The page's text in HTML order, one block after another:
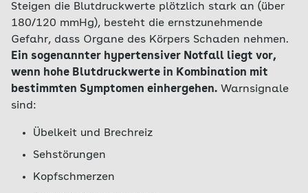
Steigen die Blutdruckwerte plötzlich stark an (über
180/120 mmHg), besteht die ernstzunehmende
Gefahr, dass Organe des Körpers Schaden nehmen.
Ein sogenannter hypertensiver Notfall liegt vor,
wenn hohe Blutdruckwerte in Kombination mit
bestimmten Symptomen einhergehen. Warnsignale
sind:
Übelkeit und Brechreiz
Sehstörungen
Kopfschmerzen